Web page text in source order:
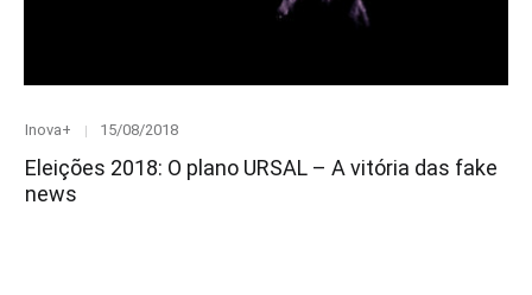
Category
Inova+
Posted
15/08/2018
Eleições 2018: O plano URSAL – A vitória das fake
news